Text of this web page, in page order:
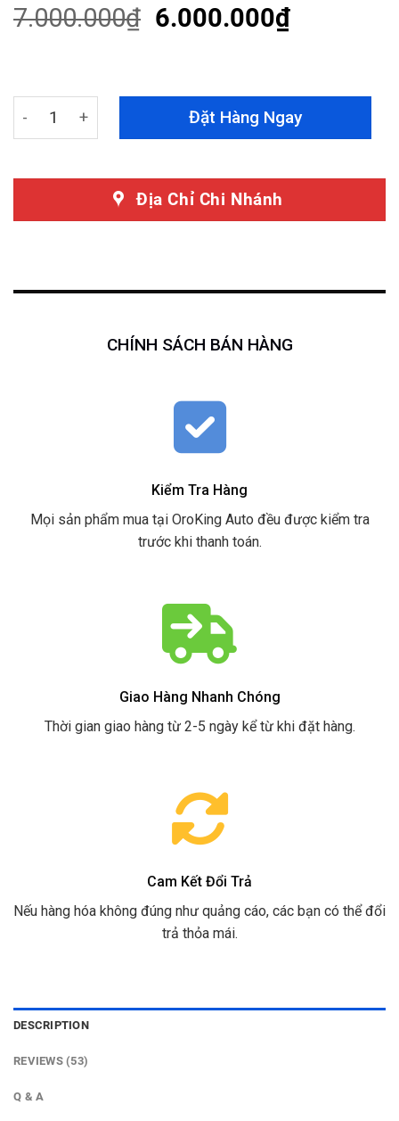
customer
ratings
7.000.000₫ 6.000.000₫
Độ Đèn Hậu Mazda 3 2006 - 2008 Nguyên Cụm - Lắp
Đặt Hàng Ngay
Địa Chỉ Chi Nhánh
CHÍNH SÁCH BÁN HÀNG
Kiểm Tra Hàng
Mọi sản phẩm mua tại OroKing Auto đều được kiểm tra
trước khi thanh toán.
Giao Hàng Nhanh Chóng
Thời gian giao hàng từ 2-5 ngày kể từ khi đặt hàng.
Cam Kết Đổi Trả
Nếu hàng hóa không đúng như quảng cáo, các bạn có thể đổi
trả thỏa mái.
DESCRIPTION
REVIEWS (53)
Q & A